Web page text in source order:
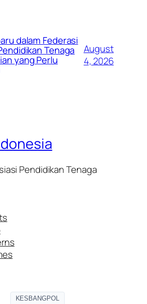
dalam Federasi
Tenaga
yang Perlu
August
4, 2026
Pendidikan Tenaga
KESBANGPOL